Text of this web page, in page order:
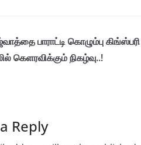
பாராட்டி கொழும்பு கிங்ஸ்பரி
கெளரவிக்கும் நிகழ்வு..!
Reply